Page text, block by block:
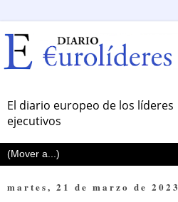
El diario europeo de los líderes
ejecutivos
martes, 21 de marzo de 2023